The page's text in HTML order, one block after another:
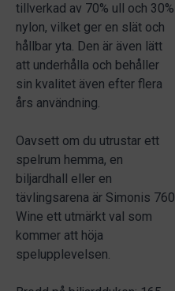
tillverkad av 70% ull och 30%
nylon, vilket ger en slät och
hållbar yta. Den är även lätt
att underhålla och behåller
sin kvalitet även efter flera
års användning.
Oavsett om du utrustar ett
spelrum hemma, en
biljardhall eller en
tävlingsarena är Simonis 760
Wine ett utmärkt val som
kommer att höja
spelupplevelsen.